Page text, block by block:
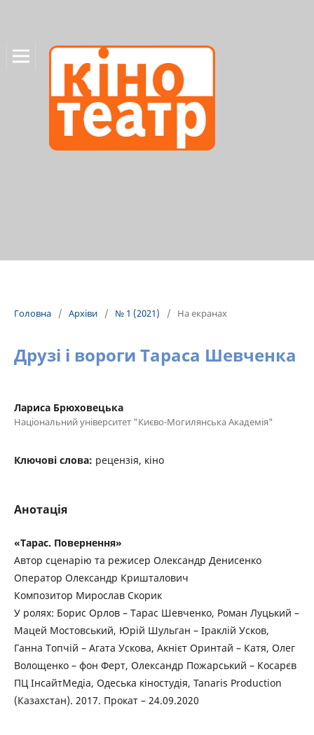
Головна / Архіви / № 1 (2021) / На екранах
Друзі і вороги Тараса Шевченка
Лариса Брюховецька
Національний університет "Києво-Могилянська Академія"
Ключові слова: рецензія, кіно
Анотація
«Тарас. Повернення»
Автор сценарію та режисер Олександр Денисенко
Оператор Олександр Кришталович
Композитор Мирослав Скорик
У ролях: Борис Орлов – Тарас Шевченко, Роман Луцький –
Мацей Мостовський, Юрій Шульган – Іраклій Усков,
Ганна Топчій – Агата Ускова, Акнієт Оринтай – Катя, Олег
Волощенко – фон Ферт, Олександр Пожарський – Косарєв
ПЦ ІнсайтМедіа, Одеська кіностудія, Tanaris Production
(Казахстан). 2017. Прокат – 24.09.2020